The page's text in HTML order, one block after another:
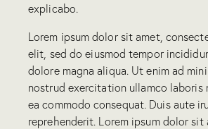
explicabo.
Lorem ipsum dolor sit amet,
elit, sed do eiusmod tempor
dolore magna aliqua. Ut enim ad
nostrud exercitation ullamco laboris
ea commodo consequat. Duis aute
reprehenderit. Lorem ipsum dolor sit